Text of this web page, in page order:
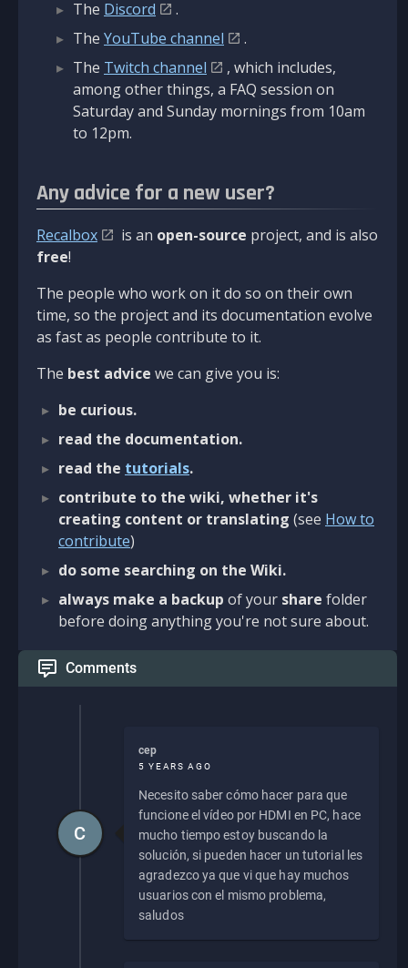
The Discord
.
The YouTube channel
.
The Twitch channel
, which includes,
among other things, a FAQ session on
Saturday and Sunday mornings from 10am
to 12pm.
Any advice for a new user?
Recalbox is an open-source project, and is also
free!
The people who work on it do so on their own
time, so the project and its documentation evolve
as fast as people contribute to it.
The best advice we can give you is:
be curious.
read the documentation.
read the tutorials.
contribute to the wiki, whether it's
creating content or translating (see How to
contribute)
do some searching on the Wiki.
always make a backup of your share folder
before doing anything you're not sure about.
Comments
cep
5 YEARS AGO
Necesito saber cómo hacer para que
funcione el vídeo por HDMI en PC, hace
mucho tiempo estoy buscando la
solución, si pueden hacer un tutorial les
agradezco ya que vi que hay muchos
usuarios con el mismo problema,
saludos
C